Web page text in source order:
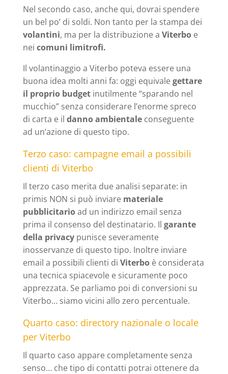
Nel secondo caso, anche qui, dovrai spendere
un bel po’ di soldi. Non tanto per la stampa dei
volantini, ma per la distribuzione a Viterbo e
nei comuni limitrofi.
Il volantinaggio a Viterbo poteva essere una
buona idea molti anni fa: oggi equivalegettare
il proprio budgetinutilmente “sparando nel
mucchio” senza considerare l’enorme spreco
di carta e il danno ambientaleconseguente
ad un’azione di questo tipo.
Terzo caso: campagne email a possibili
clienti di Viterbo
Il terzo caso merita due analisi separate: in
primis NON si può inviare materiale
pubblicitarioad un indirizzo email senza
prima il consenso del destinatario. Il garante
della privacypunisce severamente
inosservanze di questo tipo. Inoltre inviare
email a possibili clienti di Viterbo è considerata
una tecnica spiacevole e sicuramente poco
apprezzata. Se parliamo poi di conversioni su
Viterbo… siamo vicini allo zero percentuale.
Quarto caso: directory nazionale o locale
per Viterbo
Il quarto caso appare completamente senza
senso… che tipo di contatti potrai ottenere da